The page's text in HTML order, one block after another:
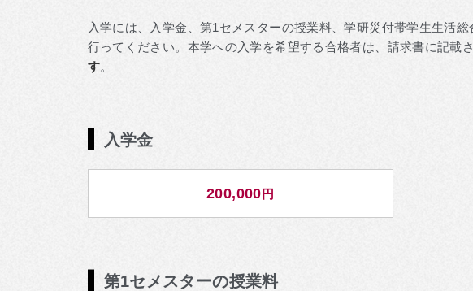
入学には、入学金、第1セメスターの授業料、学研災付帯学生生活
行ってください。本学への入学を希望する合格者は、請求書に記載
す。
入学金
200,000 円
第1セメスターの授業料